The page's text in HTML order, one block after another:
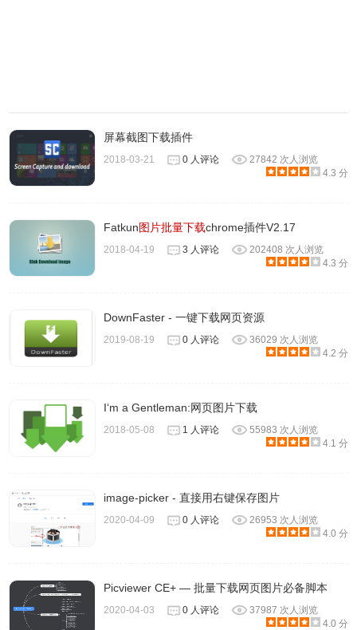
5、最后选择下载就可以啦
屏幕截图下载插件
2018-03-21 0 人评论
27842 次人浏览
4.3 分
Fatkun图片批量下载chrome插件V2.17
2018-04-19 3 人评论
202408 次人浏览
4.3 分
DownFaster - 一键下载网页资源
2019-08-19 0 人评论
36029 次人浏览
4.2 分
I‘m a Gentleman:网页图片下载
2018-05-08 1 人评论
55983 次人浏览
4.1 分
image-picker - 直接用右键保存图片
2020-04-09 0 人评论
26953 次人浏览
4.0 分
Picviewer CE+ — 批量下载网页图片必备脚本
2020-04-03 0 人评论
37987 次人浏览
4.0 分